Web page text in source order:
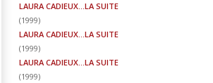
LAURA CADIEUX...LA SUITE
(1999)
LAURA CADIEUX...LA SUITE
(1999)
LAURA CADIEUX...LA SUITE
(1999)